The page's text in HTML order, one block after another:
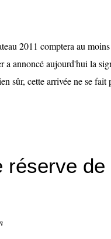
2011 comptera au
a annoncé aujourd'hui la
sûr, cette arrivée ne se fait
réserve de